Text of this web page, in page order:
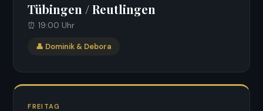
Tübingen / Reutlingen
⏰ 19:00 Uhr
👤 Dominik & Debora
FREITAG